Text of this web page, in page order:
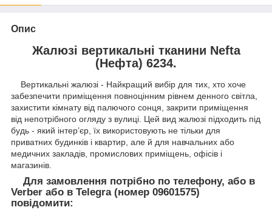
Опис
Жалюзі вертикальні тканини Nefta
(Нефта) 6234.
Вертикальні жалюзі - Найкращий вибір для тих, хто хоче
забезпечити приміщення повноцінним рівнем денного світла,
захистити кімнату від палючого сонця, закрити приміщення
від непотрібного огляду з вулиці. Цей вид жалюзі підходить під
будь - який інтер’єр, їх використовують не тільки для
приватних будинків і квартир, але й для навчальних або
медичних закладів, промислових приміщень, офісів і
магазинів.
Для замовлення потрібно по телефону, або в
Verber або в Telegra (номер 09601575)
повідомити: